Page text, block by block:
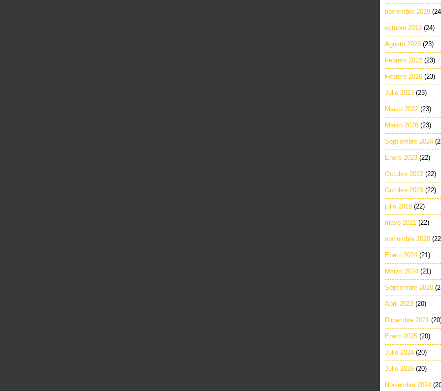
noviembre 2019
octubre 2019 (24)
Agosto 2023 (23)
Febrero 2022 (23)
Febrero 2026 (23)
Julio 2023 (23)
Marzo 2022 (23)
Marzo 2026 (23)
Septiembre 2024
Enero 2023 (22)
Octubre 2022 (22)
Octubre 2023 (22)
julio 2019 (22)
mayo 2021 (22)
noviembre 2020
Enero 2024 (21)
Marzo 2024 (21)
Septiembre 2020
Abril 2023 (20)
Diciembre 2021
Enero 2025 (20)
Julio 2024 (20)
Julio 2026 (20)
Noviembre 2024